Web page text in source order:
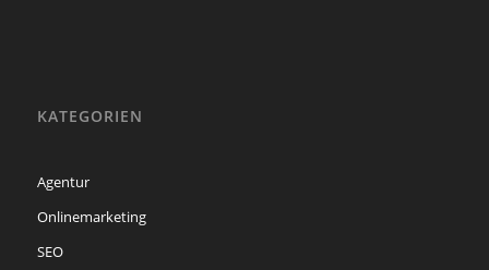
KATEGORIEN
Agentur
Onlinemarketing
SEO